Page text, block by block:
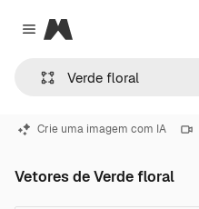
Close menu
Magnific
Crie uma imagem com IA
Vetores de Verde floral